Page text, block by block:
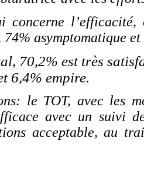
concerne
74% asymptomatique
70,2% est très
6,4% empire.
le TOT, avec les
avec un suivi
acceptable, au